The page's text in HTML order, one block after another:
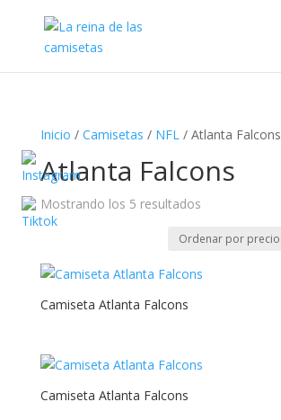
Inicio / Camisetas / NFL/ Atlanta Falcons
Atlanta Falcons
Mostrando los 5 resultadosOrdenado
precio:
Camiseta Atlanta Falcons
Camiseta Atlanta Falcons